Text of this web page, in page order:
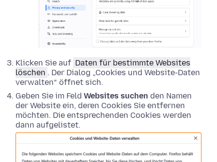
Klicken Sie auf Daten für bestimmte Websites
löschen . Der Dialog „Cookies und Website-Daten
verwalten“ öffnet sich.
Geben Sie im Feld Websites suchen den Namen
der Website ein, deren Cookies Sie entfernen
möchten. Die entsprechenden Cookies werden
dann aufgelistet.